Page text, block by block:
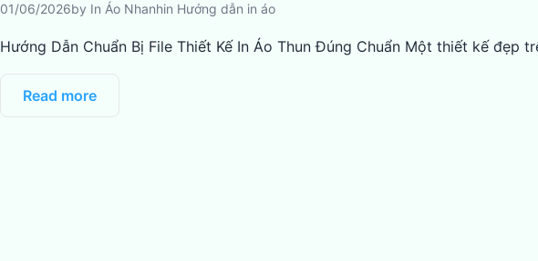
01/06/2026by In Áo Nhanhin Hướng dẫn in áo
Hướng Dẫn Chuẩn Bị File Thiết Kế In Áo Thun Đúng Chuẩn Một thiết kế đẹp
Read more